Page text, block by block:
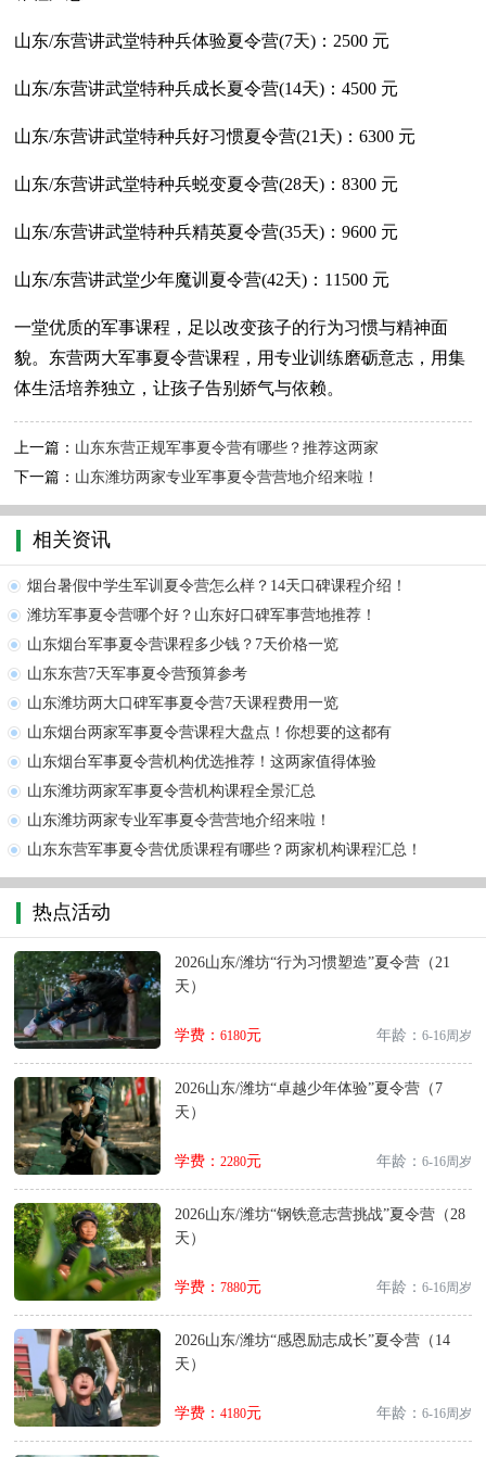
山东/东营讲武堂特种兵体验夏令营(7天)：2500 元
山东/东营讲武堂特种兵成长夏令营(14天)：4500 元
山东/东营讲武堂特种兵好习惯夏令营(21天)：6300 元
山东/东营讲武堂特种兵蜕变夏令营(28天)：8300 元
山东/东营讲武堂特种兵精英夏令营(35天)：9600 元
山东/东营讲武堂少年魔训夏令营(42天)：11500 元
一堂优质的军事课程，足以改变孩子的行为习惯与精神面
貌。东营两大军事夏令营课程，用专业训练磨砺意志，用集
体生活培养独立，让孩子告别娇气与依赖。
上一篇： 山东东营正规军事夏令营有哪些？推荐这两家
下一篇： 山东潍坊两家专业军事夏令营营地介绍来啦！
相关资讯
烟台暑假中学生军训夏令营怎么样？14天口碑课程介绍！
潍坊军事夏令营哪个好？山东好口碑军事营地推荐！
山东烟台军事夏令营课程多少钱？7天价格一览
山东东营7天军事夏令营预算参考
山东潍坊两大口碑军事夏令营7天课程费用一览
山东烟台两家军事夏令营课程大盘点！你想要的这都有
山东烟台军事夏令营机构优选推荐！这两家值得体验
山东潍坊两家军事夏令营机构课程全景汇总
山东潍坊两家专业军事夏令营营地介绍来啦！
山东东营军事夏令营优质课程有哪些？两家机构课程汇总！
热点活动
2026山东/潍坊“行为习惯塑造”夏令营（21
天）
学费： 6180元 年龄： 6-16周岁
2026山东/潍坊“卓越少年体验”夏令营（7
天）
学费： 2280元 年龄： 6-16周岁
2026山东/潍坊“钢铁意志营挑战”夏令营（28
天）
学费： 7880元 年龄： 6-16周岁
2026山东/潍坊“感恩励志成长”夏令营（14
天）
学费： 4180元 年龄： 6-16周岁